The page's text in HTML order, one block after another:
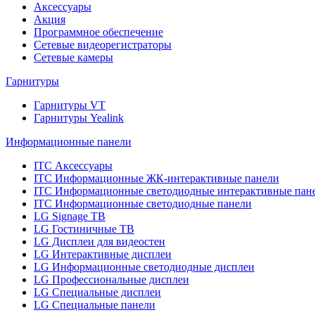
Аксессуары
Акция
Программное обеспечение
Сетевые видеорегистраторы
Сетевые камеры
Гарнитуры
Гарнитуры VT
Гарнитуры Yealink
Информационные панели
ITC Аксессуары
ITC Информационные ЖК-интерактивные панели
ITC Информационные светодиодные интерактивные
ITC Информационные светодиодные панели
LG Signage ТВ
LG Гостиничные ТВ
LG Дисплеи для видеостен
LG Интерактивные дисплеи
LG Информационные светодиодные дисплеи
LG Профессиональные дисплеи
LG Специальные дисплеи
LG Специальные панели